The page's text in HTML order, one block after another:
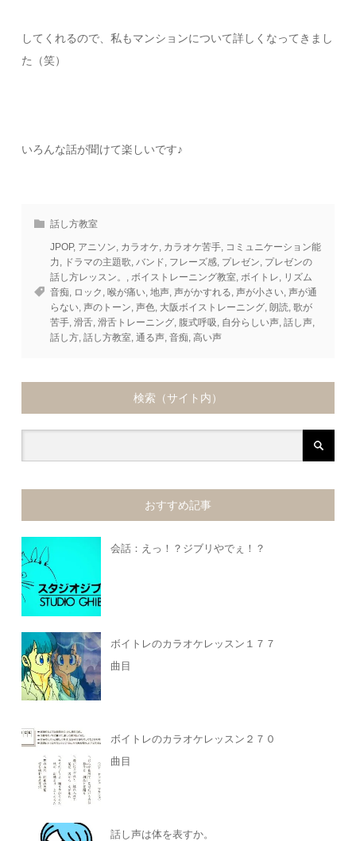
してくれるので、私もマンションについて詳しくなってきまし
た（笑）
いろんな話が聞けて楽しいです♪
話し方教室
JPOP, アニソン カラオケ カラオケ苦手 コミュニケーション能
力
ドラマの主題歌 バンド フレーズ感 プレゼン プレゼンの
話し方レッスン。
ボイストレーニング教室 ボイトレ
リズム
音痴
ロック ,喉が痛い ,地声 ,声がかすれる ,声が小さい ,声が通
らない ,声のトーン ,声色 大阪ボイストレーニング ,朗読 ,歌が
苦手 ,滑舌 ,滑舌トレーニング 腹式呼吸 自分らしい声 ,話し声
話し方 ,話し方教室 ,通る声 ,音痴 ,高い声
検索（サイト内）
おすすめ記事
会話：えっ！？ジブリやでぇ！？
ボイトレのカラオケレッスン１７７
曲目
ボイトレのカラオケレッスン２７０
曲目
話し声は体を表すか。